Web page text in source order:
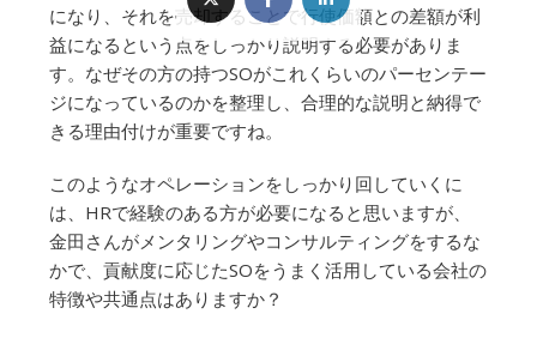
になり、それを売却することで行使価額との差額が利
益になるという点をしっかり説明する必要がありま
す。なぜその方の持つSOがこれくらいのパーセンテー
ジになっているのかを整理し、合理的な説明と納得で
きる理由付けが重要ですね。
このようなオペレーションをしっかり回していくに
は、HRで経験のある方が必要になると思いますが、
金田さんがメンタリングやコンサルティングをするな
かで、貢献度に応じたSOをうまく活用している会社の
特徴や共通点はありますか？